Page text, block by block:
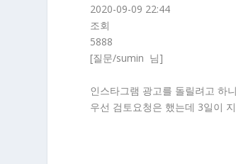
2020-09-09 22:44
조회
5888
[질문/sumin 님]
인스타그램 광고를 돌릴려고 하
우선 검토요청은 했는데 3일이